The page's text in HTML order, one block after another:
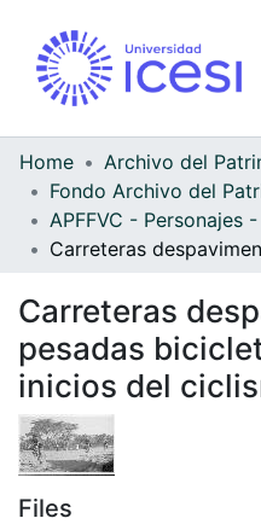
Home
Carreteras
pesadas
inicios del
Files